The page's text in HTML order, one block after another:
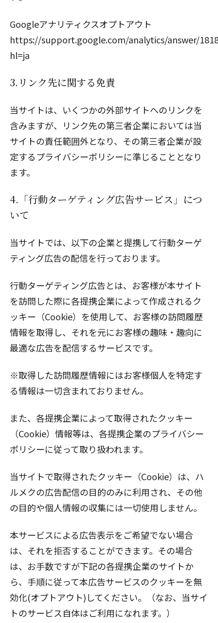
Googleアナリティクスオプトアウト
https://support.google.com/analytics/answer/
hl=ja
3.リンク先に関する免責
当サイトは、いくつかの外部サイトへのリンクを
含みますが、リンク先の第三者企業においては当
サイトの責任範囲外となり、その第三者企業が設
定するプライバシーポリシーに準じることとなり
ます。
4.「行動ターゲティング広告サービス」につ
いて
当サイトでは、以下の企業と提携して行動ターゲ
ティング広告の配信を行っております。
行動ターゲティング広告とは、お客様が本サイト
を訪問した際に各提携企業によって作成されるク
ッキー（Cookie）を使用して、お客様の訪問履歴
情報を取得し、それを元にお客様の趣味・趣向に
最適な広告を配信するサービスです。
※取得した訪問履歴情報にはお客様個人を特定す
る情報は一切含まれておりません。
また、各提携企業によって取得されたクッキー
（Cookie）情報等は、各提携企業のプライバシー
ポリシーに従って取り扱われます。
当サイトで取得されたクッキー（Cookie）は、ハ
ルメクの広告配信の目的のみに利用され、その他
の目的や個人情報の収集には一切使用しません。
本サービスによる広告表示をご希望でない場合
は、それを拒否することができます。その場合
は、お手数ですが下記の各提携企業のサイトか
ら、手順に従って本広告サービスのクッキーを無
効化(オプトアウト)してください。（なお、当サイ
トのサービス自体はご利用になれます。）
閉じる